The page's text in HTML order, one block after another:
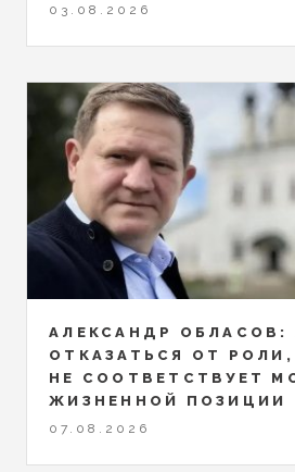
03.08.2026
АЛЕКСАНДР ОБЛАСОВ:
ОТКАЗАТЬСЯ ОТ
НЕ СООТВЕТСТВУЕТ
ЖИЗНЕННОЙ ПОЗИЦИИ
07.08.2026